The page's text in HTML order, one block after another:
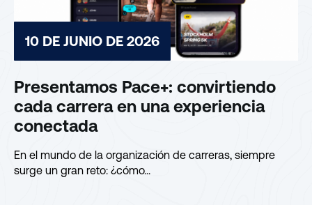
10 DE JUNIO DE 2026
Presentamos Pace+: convirtiendo
cada carrera en una experiencia
conectada
En el mundo de la organización de carreras, siempre
surge un gran reto: ¿cómo...